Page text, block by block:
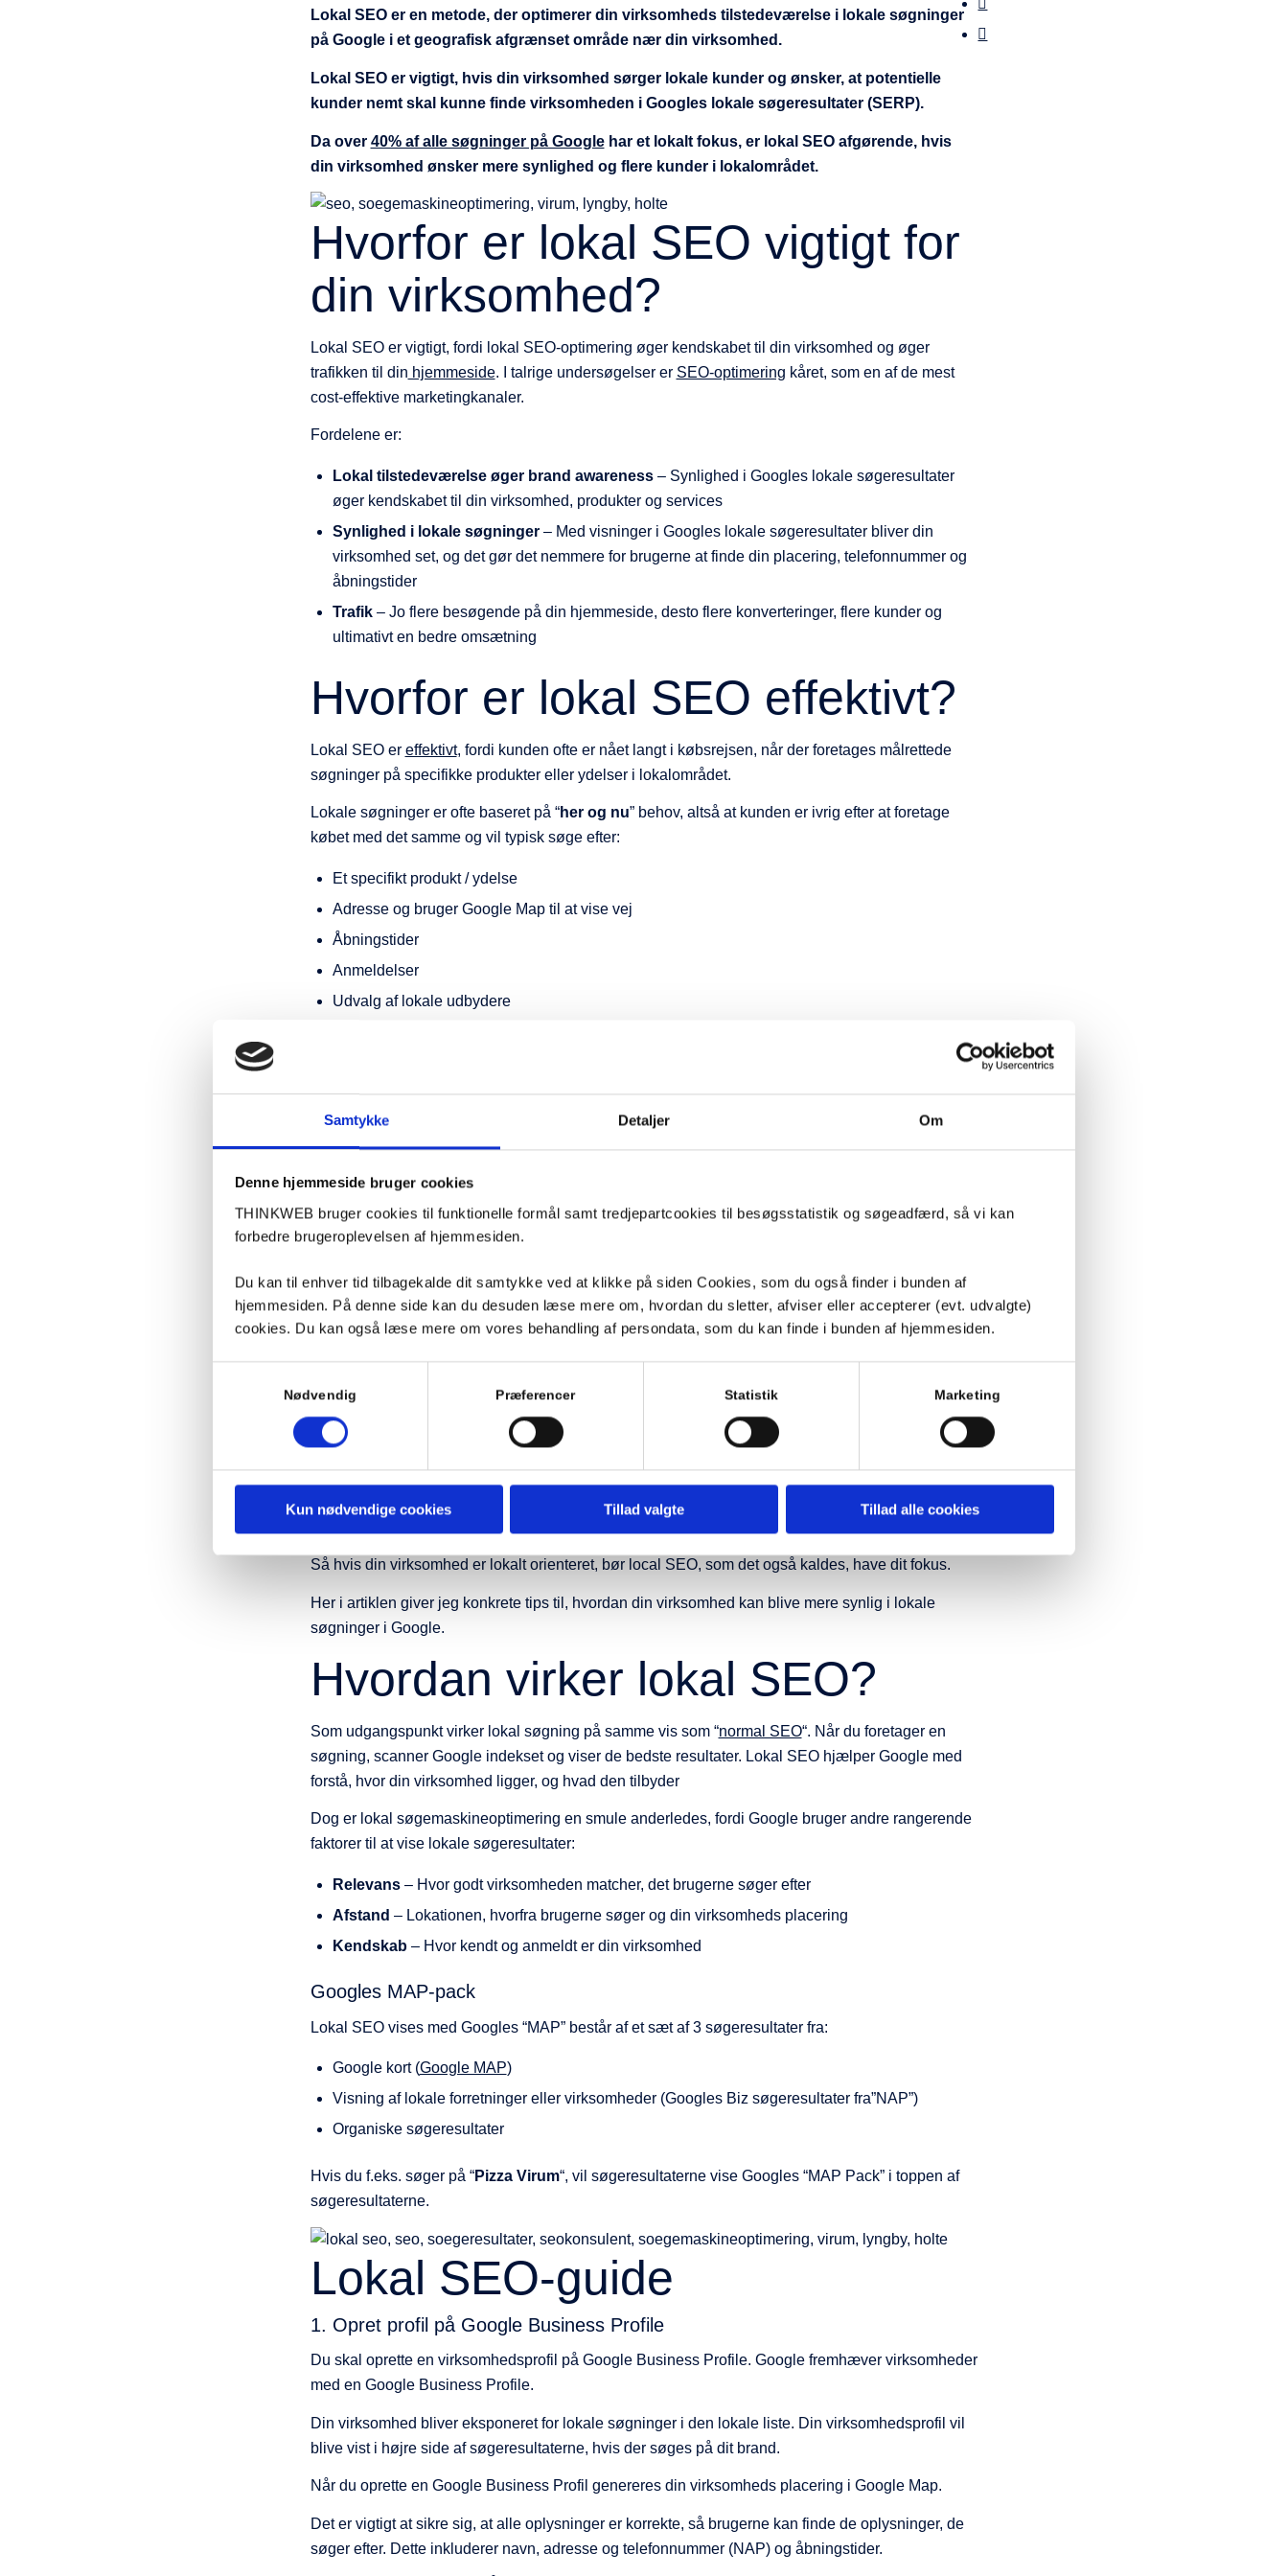
Samtykke Detaljer Om
Denne hjemmeside bruger cookies
THINKWEB bruger cookies til funktionelle formål samt tredjepartcookies til besøgsstatistik og søgeadfærd, så vi kan
forbedre brugeroplevelsen af hjemmesiden.
Du kan til enhver tid tilbagekalde dit samtykke ved at klikke på siden Cookies, som du også finder i bunden af
hjemmesiden. På denne side kan du desuden læse mere om, hvordan du sletter, afviser eller accepterer (evt. udvalgte)
cookies. Du kan også læse mere om vores behandling af persondata, som du kan finde i bunden af hjemmesiden.
Nødvendig Præferencer Statistik Marketing
Kun nødvendige cookies Tillad valgte Tillad alle cookies
Lokal SEO er en metode, der optimerer din virksomheds tilstedeværelse i lokale søgninger
på Google i et geografisk afgrænset område nær din virksomhed.
Lokal SEO er vigtigt, hvis din virksomhed sørger lokale kunder og ønsker, at potentielle
kunder nemt skal kunne finde virksomheden i Googles lokale søgeresultater (SERP).
Da over 40% af alle søgninger på Googlehar et lokalt fokus, er lokal SEO afgørende, hvis
din virksomhed ønsker mere synlighed og flere kunder i lokalområdet.
Hvorfor er lokal SEO vigtigt for
din virksomhed?
Lokal SEO er vigtigt, fordi lokal SEO-optimering øger kendskabet til din virksomhed og øger
trafikken til din hjemmeside. I talrige undersøgelser er SEO-optimering kåret, som en af de mest
cost-effektive marketingkanaler.
Fordelene er:
Lokal tilstedeværelse øger brand awareness– Synlighed i Googles lokale søgeresultater
øger kendskabet til din virksomhed, produkter og services
Synlighed i lokale søgninger– Med visninger i Googles lokale søgeresultater bliver din
virksomhed set, og det gør det nemmere for brugerne at finde din placering, telefonnummer og
åbningstider
Trafik– Jo flere besøgende på din hjemmeside, desto flere konverteringer, flere kunder og
ultimativt en bedre omsætning
Hvorfor er lokal SEO effektivt?
Lokal SEO er effektivt, fordi kunden ofte er nået langt i købsrejsen, når der foretages målrettede
søgninger på specifikke produkter eller ydelser i lokalområdet.
Lokale søgninger er ofte baseret på “her og nu” behov, altså at kunden er ivrig efter at foretage
købet med det samme og vil typisk søge efter:
Et specifikt produkt / ydelse
Adresse og bruger Google Map til at vise vej
Åbningstider
Anmeldelser
Udvalg af lokale udbydere
Når forbrugerne søger efter en produkt eller ydelse, gør de det oftest via søgninger på Google, hvis
Det samme gør sig gældende for virksomhederne. Når B2B-indkøbere foretager indkøb på nettet,
finder de virksomheder i Googles søgeresultater (SERP).
Hvordan fungerer lokal SEO
egentligt?
Lokal søgemaskineoptimering fungerer ved, at dine potentielle kunder foretager lokale søgninger.
De søger sandsynligvis på et søgeord eller frase samt en by som f.eks. “tandlæge Virum”, “advokat
Eller blot på ordet f.eks. “fysioterapeut”, hvor Google på baggrund af brugerens ip-adresse viser
Så hvis din virksomhed er lokalt orienteret, bør local SEO, som det også kaldes, have dit fokus.
Her i artiklen giver jeg konkrete tips til, hvordan din virksomhed kan blive mere synlig i lokale
søgninger i Google.
Hvordan virker lokal SEO?
Som udgangspunkt virker lokal søgning på samme vis som “normal SEO“. Når du foretager en
søgning, scanner Google indekset og viser de bedste resultater. Lokal SEO hjælper Google med
forstå, hvor din virksomhed ligger, og hvad den tilbyder
Dog er lokal søgemaskineoptimering en smule anderledes, fordi Google bruger andre rangerende
faktorer til at vise lokale søgeresultater:
Relevans– Hvor godt virksomheden matcher, det brugerne søger efter
Afstand – Lokationen, hvorfra brugerne søger og din virksomheds placering
Kendskab– Hvor kendt og anmeldt er din virksomhed
Googles MAP-pack
Lokal SEO vises med Googles “MAP” består af et sæt af 3 søgeresultater fra:
Google kort (Google MAP)
Visning af lokale forretninger eller virksomheder (Googles Biz søgeresultater fra”NAP”)
Organiske søgeresultater
Hvis du f.eks. søger på “Pizza Virum“, vil søgeresultaterne vise Googles “MAP Pack” i toppen af
søgeresultaterne.
Lokal SEO-guide
1. Opret profil på Google Business Profile
Du skal oprette en virksomhedsprofil på Google Business Profile. Google fremhæver virksomheder
med en Google Business Profile.
Din virksomhed bliver eksponeret for lokale søgninger i den lokale liste. Din virksomhedsprofil vil
blive vist i højre side af søgeresultaterne, hvis der søges på dit brand.
Når du oprette en Google Business Profil genereres din virksomheds placering i Google Map.
Det er vigtigt at sikre sig, at alle oplysninger er korrekte, så brugerne kan finde de oplysninger, de
søger efter. Dette inkluderer navn, adresse og telefonnummer (NAP) og åbningstider.